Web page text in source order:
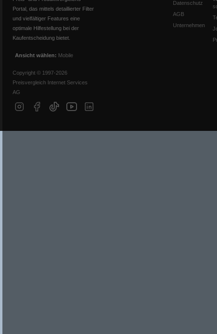
Portal, das mittels detaillierter Filter
und vielfältiger Features eine
optimale Hilfestellung bei der
Kaufentscheidung bietet.
Ansicht wählen: Mobile
Copyright © 1997-2026
Preisvergleich Internet Services
AG
Datenschutz
AGB
Unternehmen